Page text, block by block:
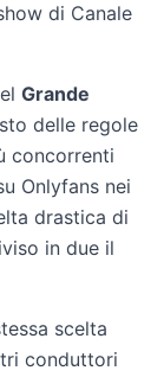
di Canale
Grande
delle regole
concorrenti
Onlyfans nei
drastica di
in due il
scelta
conduttori